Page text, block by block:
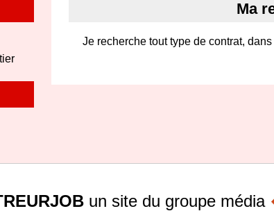
Ma
Je recherche tout type de contrat,
un site du groupe média